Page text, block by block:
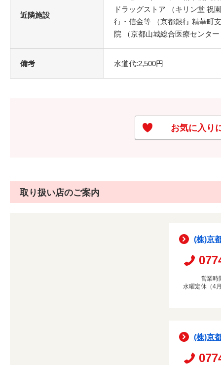
近隣施設
ドラッグストア （キリン堂 祝
行・信金等 （京都銀行 精華町
院 （京都山城総合医療センタ
備考 水道代:2,500円
お気に入り
取り扱い店のご案内
(株)京
営業時
水曜定休（4
(株)京